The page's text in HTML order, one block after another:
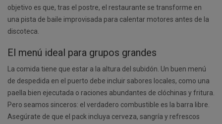
objetivo es que, tras el postre, el restaurante se transforme en
una pista de baile improvisada para calentar motores antes de la
discoteca.
El menú ideal para grupos grandes
La comida tiene que estar a la altura del subidón. Un buen menú
de despedida en el puerto debe incluir sabores locales, como una
paella bien ejecutada o raciones abundantes de clóchinas y fritura.
Pero seamos sinceros: el verdadero combustible es la barra libre.
Asegúrate de que el pack incluya cerveza, sangría y refrescos